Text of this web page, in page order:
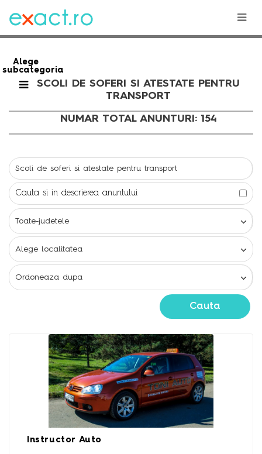
Alege
subcategoria
SCOLI DE SOFERI SI ATESTATE PENTRU
TRANSPORT
NUMAR TOTAL ANUNTURI: 154
Cauta si in descrierea anuntului
Cauta
Instructor Auto